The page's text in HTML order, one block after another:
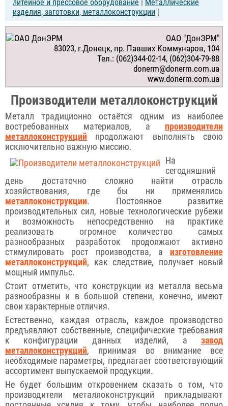
литейное и прессовое оборудование | Металлические
изделия, заготовки, металлоконструкции |
ОАО "ДонЭРМ"
83023, г.Донецк, пр. Павших Коммунаров, 104
Тел.: (062)344-02-14, (062)304-79-88
donerm@donerm.com.ua
www.donerm.com.ua
Производители металлоконструкций
Металл традиционно остаётся одним из наиболее
востребованных материалов, а производители
металлоконструкций продолжают выполнять свою
исключительно важную миссию.
На
сегодняшний
день достаточно сложно найти отрасль
хозяйствования, где бы ни применялись
металлоконструкции. Постоянное развитие
производительных сил, новые технологические рубежи
и возможность непосредственно на практике
реализовать огромное количество самых
разнообразных разработок продолжают активно
стимулировать рост производства, а изготовление
металлоконструкций, как следствие, получает новый
мощный импульс.
Стоит отметить, что конструкции из металла весьма
разнообразны и в большой степени, конечно, имеют
свои характерные отличия.
Естественно, каждая отрасль, каждое производство
предъявляют собственные, специфические требования
к конфигурации данных изделий, а завод
металлоконструкций, принимая во внимание все
необходимые параметры, предлагает соответствующий
ассортимент выпускаемой продукции.
Не будет большим откровением сказать о том, что
производители металлоконструкций прикладывают